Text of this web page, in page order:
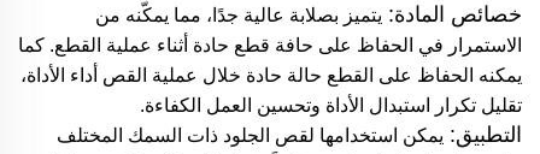
خصائص المادة: يتميز بصلابة عالية جدًا، مما يمكّنه من
الاستمرار في الحفاظ على حافة قطع حادة أثناء عملية القطع. كما
يمكنه الحفاظ على القطع حالة حادة خلال عملية القص أداء الأداة،
تقليل تكرار استبدال الأداة وتحسين العمل الكفاءة.
التطبيق: يمكن استخدامها لقص الجلود ذات السمك المختلف